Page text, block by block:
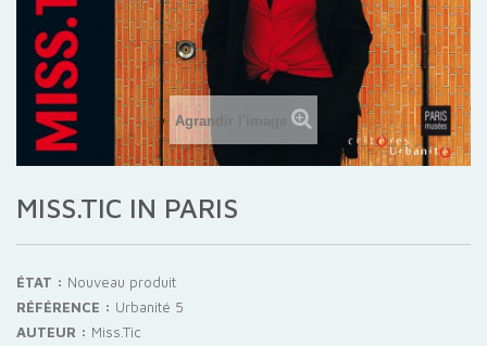
Agrandir l'image
MISS.TIC IN PARIS
ÉTAT : Nouveau produit
RÉFÉRENCE : Urbanité 5
AUTEUR : Miss.Tic